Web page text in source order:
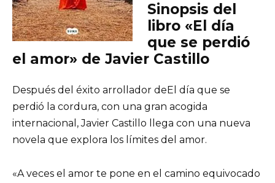
Sinopsis del
libro «El día
que se perdió
el amor» de Javier Castillo
Después del éxito arrollador deEl día que se
perdió la cordura, con una gran acogida
internacional, Javier Castillo llega con una nueva
novela que explora los límites del amor.
«A veces el amor te pone en el camino equivocado